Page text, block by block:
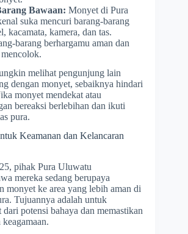
Bawaan: Monyet di Pura
suka mencuri barang-barang
kacamata, kamera, dan tas.
barang berhargamu aman dan
melihat pengunjung lain
dengan monyet, sebaiknya hindari
monyet mendekat atau
bereaksi berlebihan dan ikuti
pura.
Keamanan dan Kelancaran
pihak Pura Uluwatu
mereka sedang berupaya
monyet ke area yang lebih aman di
Tujuannya adalah untuk
potensi bahaya dan memastikan